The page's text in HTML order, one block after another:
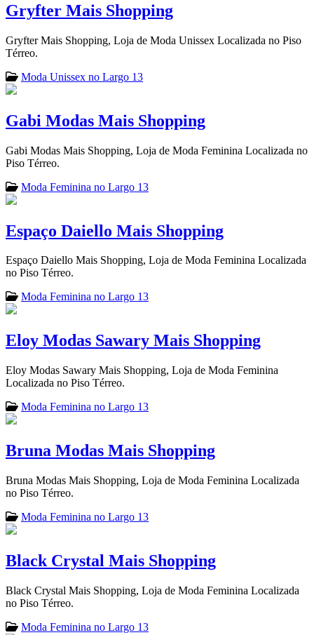
Gryfter Mais Shopping
Gryfter Mais Shopping, Loja de Moda Unissex Localizada no Piso
Térreo.
Moda Unissex no Largo 13
Gabi Modas Mais Shopping
Gabi Modas Mais Shopping, Loja de Moda Feminina Localizada no
Piso Térreo.
Moda Feminina no Largo 13
Espaço Daiello Mais Shopping
Espaço Daiello Mais Shopping, Loja de Moda Feminina Localizada
no Piso Térreo.
Moda Feminina no Largo 13
Eloy Modas Sawary Mais Shopping
Eloy Modas Sawary Mais Shopping, Loja de Moda Feminina
Localizada no Piso Térreo.
Moda Feminina no Largo 13
Bruna Modas Mais Shopping
Bruna Modas Mais Shopping, Loja de Moda Feminina Localizada
no Piso Térreo.
Moda Feminina no Largo 13
Black Crystal Mais Shopping
Black Crystal Mais Shopping, Loja de Moda Feminina Localizada
no Piso Térreo.
Moda Feminina no Largo 13